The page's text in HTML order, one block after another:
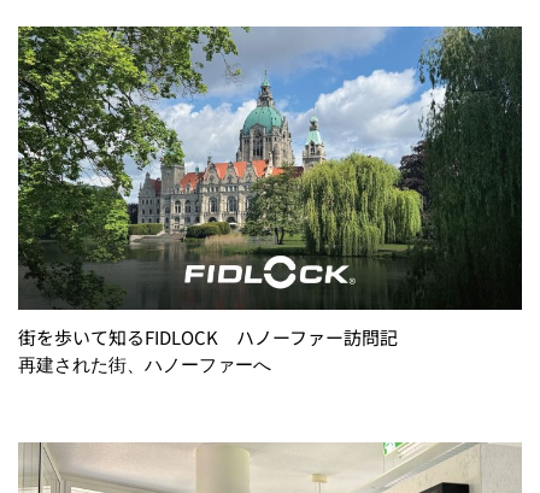
街を歩いて知るFIDLOCK ハノーファー訪問記
再建された街、ハノーファーへ